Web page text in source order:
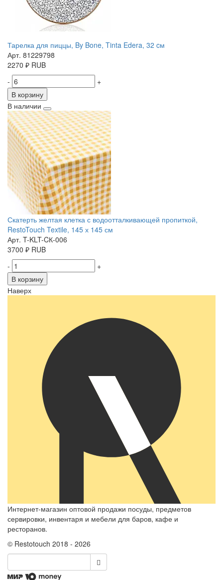
Тарелка для пиццы, By Bone, Tinta Edera, 32 cм
Арт. 81229798
2270 ₽ RUB
-
+
В корзину
В наличии
Скатерть желтая клетка с водоотталкивающей пропиткой,
RestoTouch Textile, 145 х 145 см
Арт. T-KLT-CК-006
3700 ₽ RUB
-
+
В корзину
Наверх
Интернет-магазин оптовой продажи посуды, предметов
сервировки, инвентаря и мебели для баров, кафе и
ресторанов.
© Restotouch 2018 - 2026